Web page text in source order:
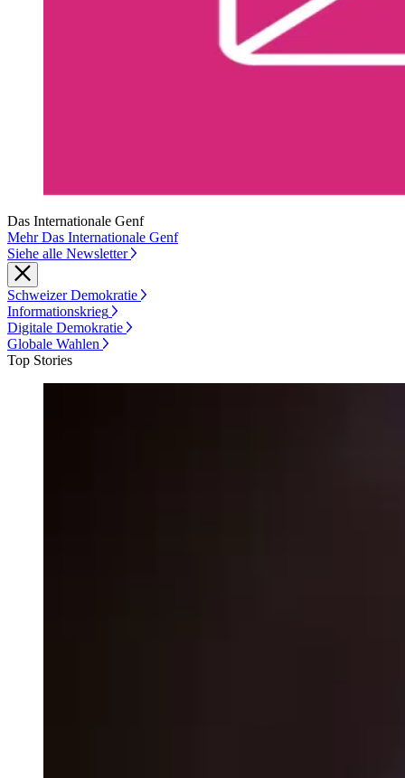
Das Internationale Genf
Mehr Das Internationale Genf
Siehe alle Newsletter
Schweizer Demokratie
Informationskrieg
Digitale Demokratie
Globale Wahlen
Top Stories